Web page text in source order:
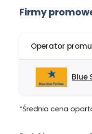
Firmy
Operator promu
Blue
*Średnia cena